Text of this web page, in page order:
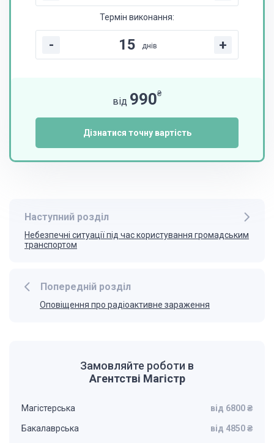
Термін виконання:
- днів +
від 990₴
Дізнатися точну вартість
Попередній розділ
Оповіщення про радіоактивне зараження
Наступний розділ
Небезпечні ситуації під час користування громадським
транспортом
Замовляйте роботи в
Агентстві Магістр
Магістерська від 6800 ₴
Бакалаврська від 4850 ₴